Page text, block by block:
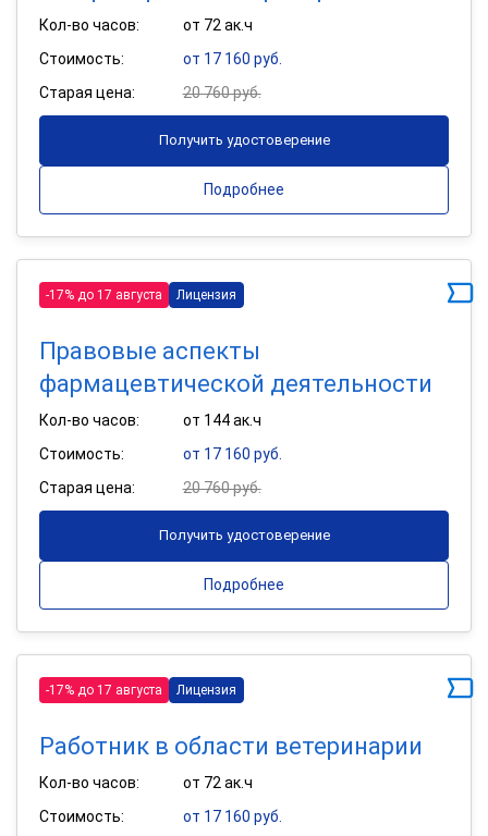
Кол-во часов:
от 72 ак.ч
Стоимость:
от 17 160 руб.
Старая цена:
20 760 руб.
Получить удостоверение
Подробнее
-17% до 17 августа Лицензия
Правовые аспекты
фармацевтической деятельности
Кол-во часов:
от 144 ак.ч
Стоимость:
от 17 160 руб.
Старая цена:
20 760 руб.
Получить удостоверение
Подробнее
-17% до 17 августа Лицензия
Работник в области ветеринарии
Кол-во часов:
от 72 ак.ч
Стоимость:
от 17 160 руб.